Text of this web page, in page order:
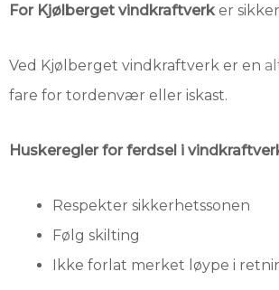
For Kjølberget vindkraftverk er
Ved Kjølberget vindkraftverk er en
fare for tordenvær eller iskast.
Huskeregler for ferdsel i
Respekter sikkerhetssonen
Følg skilting
Ikke forlat merket løype i